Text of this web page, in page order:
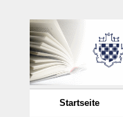
Startseite